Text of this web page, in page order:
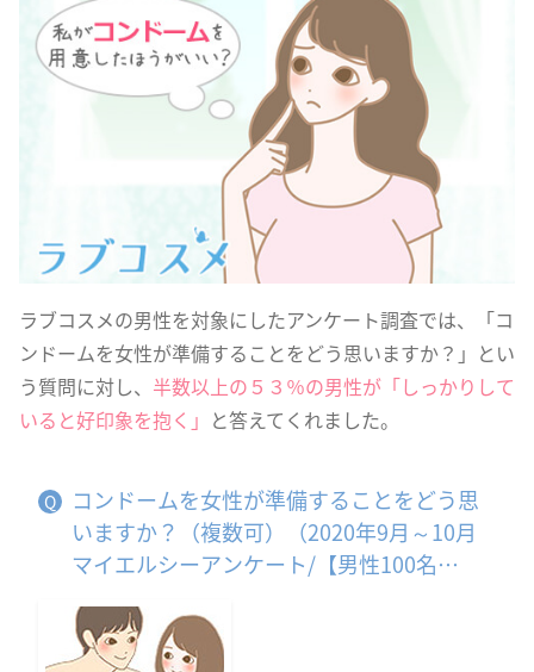
ラブコスメの男性を対象にしたアンケート調査では、「コ
ンドームを女性が準備することをどう思いますか？」とい
う質問に対し、 半数以上の５３％の男性が「しっかりして
いると好印象を抱く」 と答えてくれました。
コンドームを女性が準備することをどう思
いますか？（複数可）（2020年9月～10月
マイエルシーアンケート/【男性100名】
て）